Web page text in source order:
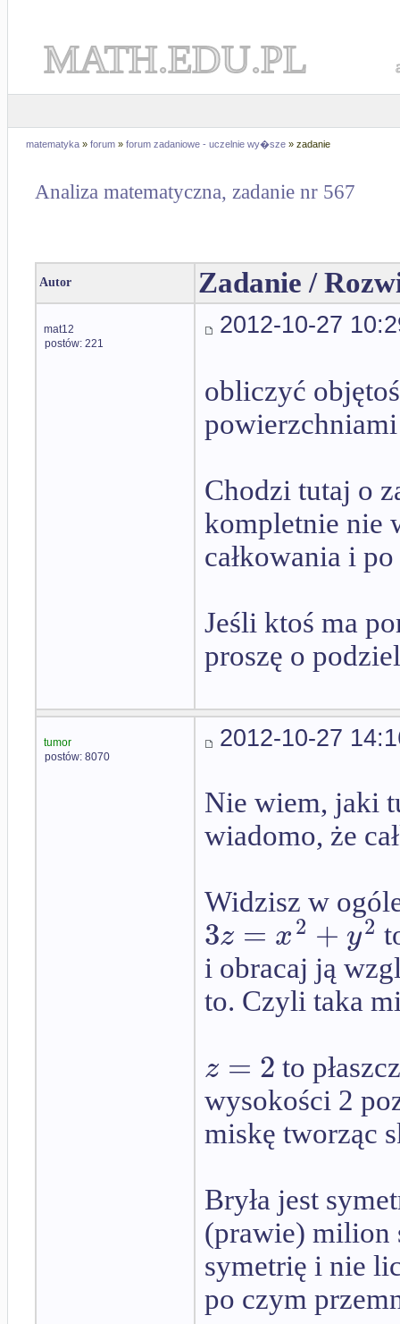
MATH.EDU.PL
matematyka » forum » forum zadaniowe - uczelnie wy�sze » zadanie
Analiza matematyczna, zadanie nr 567
Autor Zadanie /
mat12
postów: 221
2012-10-27
obliczyć
Chodzi tutaj o
kompletnie nie
całkowania i
Jeśli ktoś ma
proszę o
tumor
postów: 8070
2012-10-27
Nie wiem, jaki
wiadomo, że
Widzisz w
3z = x2 + y2
i obracaj ją
to. Czyli taka
z = 2 to
wysokości 2
miskę tworząc
Bryła jest
(prawie) milion
symetrię i nie
po czym